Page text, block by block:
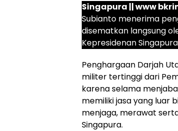
Singapura || www
Subianto menerima
disematkan langsung
Kepresidenan
Penghargaan Darjah
militer tertinggi dari
karena selama
memiliki jasa yang luar
menjaga, merawat
Singapura.